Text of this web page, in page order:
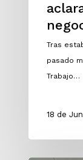
Tras
pasado
Trabajo…
18 de